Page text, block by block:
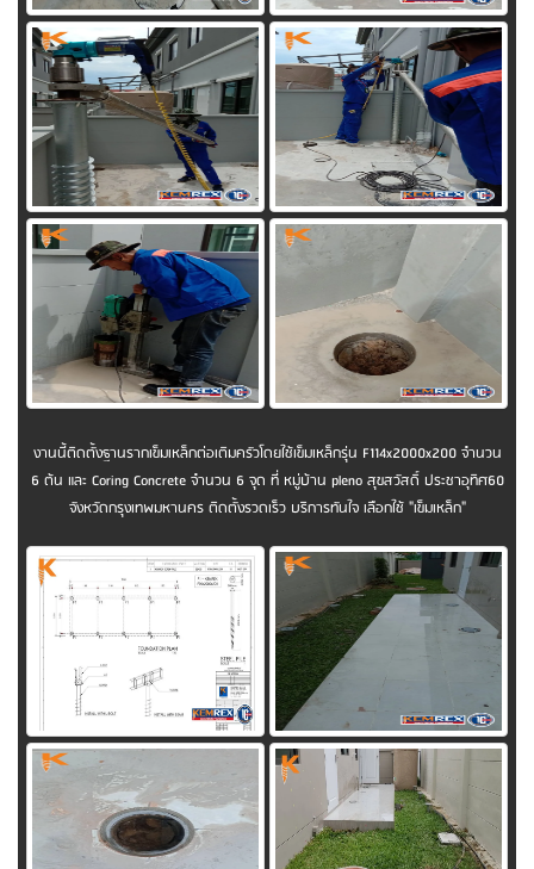
งานนี้ติดตั้งฐานรากเข็มเหล็กต่อเติมครัวโดยใช้เข็มเหล็กรุ่น F114x2000x200 จำนวน
6 ต้น และ Coring Concrete จำนวน 6 จุด ที่ หมู่บ้าน pleno สุขสวัสดิ์ ประชาอุทิศ60
จังหวัดกรุงเทพมหานคร ติดตั้งรวดเร็ว บริการทันใจ เลือกใช้ "เข็มเหล็ก"